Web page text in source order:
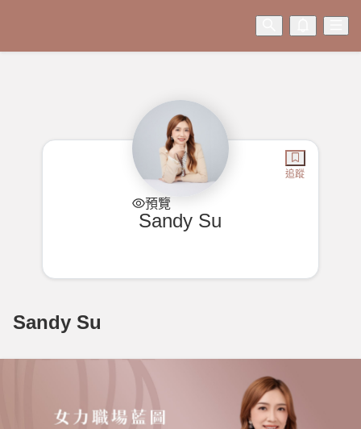
預覽
Sandy Su
追蹤
Sandy Su